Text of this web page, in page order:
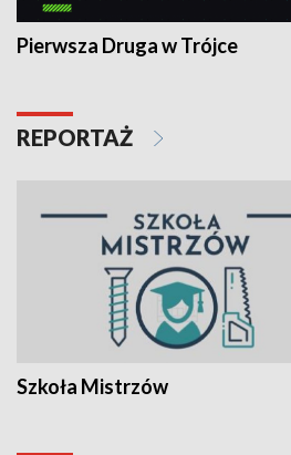
Pierwsza Druga w Trójce
REPORTAŻ
Szkoła Mistrzów